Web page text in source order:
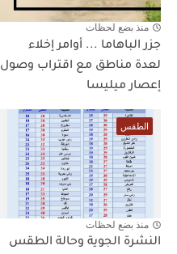
منذ بضع لحظات
جزر الباهاما ... أوامر إخلاء
لعدة مناطق مع اقتراب وصول
إعصار ميليسا
الطقس
منذ بضع لحظات
النشرة الجوية وحالة الطقس